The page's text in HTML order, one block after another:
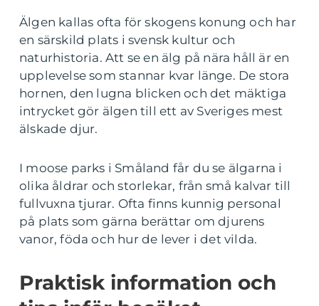
Älgen kallas ofta för skogens konung och har
en särskild plats i svensk kultur och
naturhistoria. Att se en älg på nära håll är en
upplevelse som stannar kvar länge. De stora
hornen, den lugna blicken och det mäktiga
intrycket gör älgen till ett av Sveriges mest
älskade djur.
I moose parks i Småland får du se älgarna i
olika åldrar och storlekar, från små kalvar till
fullvuxna tjurar. Ofta finns kunnig personal
på plats som gärna berättar om djurens
vanor, föda och hur de lever i det vilda.
Praktisk information och